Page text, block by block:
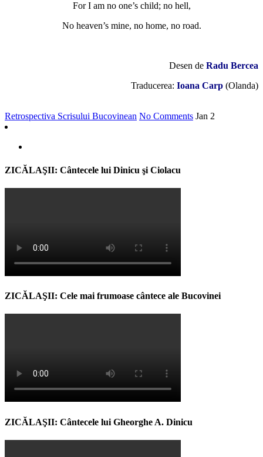
For I am no one’s child; no hell,
No heaven’s mine, no home, no road.
Desen de Radu Bercea
Traducerea: Ioana Carp (Olanda)
Retrospectiva Scrisului Bucovinean No Comments Jan 2
ZICĂLAŞII: Cântecele lui Dinicu şi Ciolacu
ZICĂLAŞII: Cele mai frumoase cântece ale Bucovinei
ZICĂLAŞII: Cântecele lui Gheorghe A. Dinicu